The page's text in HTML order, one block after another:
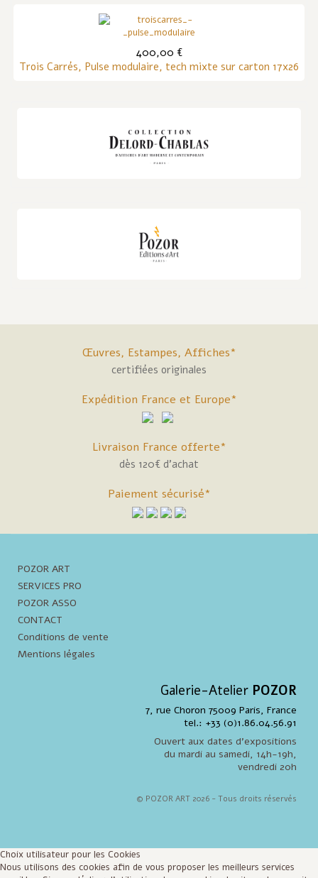
400,00 €
Trois Carrés, Pulse modulaire, tech mixte sur carton 17x26
Œuvres, Estampes, Affiches*
certifiées originales
Expédition France et Europe*
Livraison France offerte*
dès 120€ d'achat
Paiement sécurisé*
POZOR ART
SERVICES PRO
POZOR ASSO
CONTACT
Conditions de vente
Mentions légales
Galerie-Atelier POZOR
7, rue Choron 75009 Paris, France
tel.: +33 (0)1.86.04.56.91
Ouvert aux dates d'expositions
du mardi au samedi, 14h-19h,
vendredi 20h
© POZOR ART 2026 - Tous droits réservés
Choix utilisateur pour les Cookies
Nous utilisons des cookies afin de vous proposer les meilleurs services